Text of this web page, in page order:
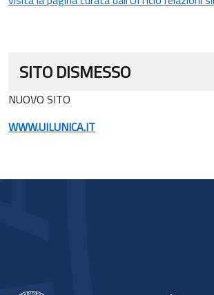
SITO DISMESSO
NUOVO SITO
WWW.UILUNICA.IT